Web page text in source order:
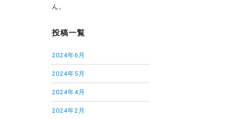
ん。
投稿一覧
2024年6月
2024年5月
2024年4月
2024年2月